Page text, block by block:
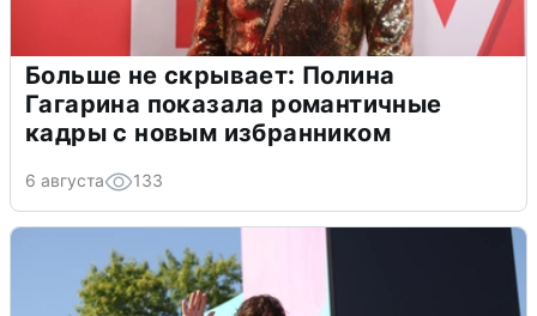
Больше не скрывает: Полина
Гагарина показала романтичные
кадры с новым избранником
6 августа 133